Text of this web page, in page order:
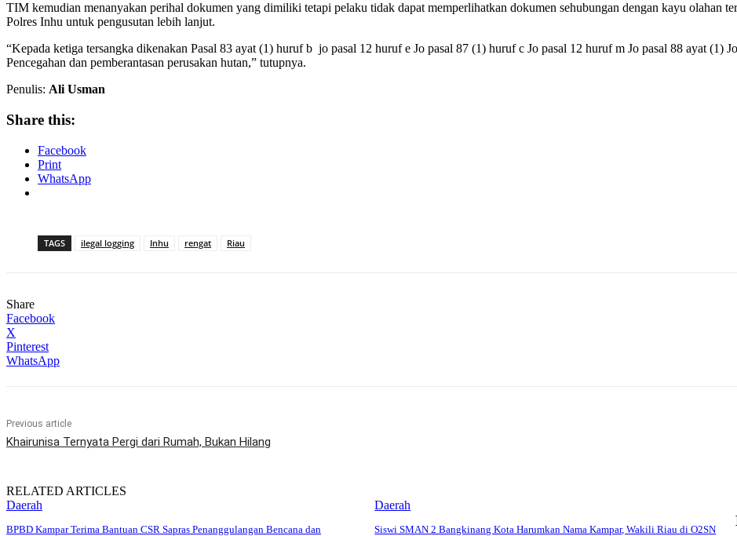
TIM kemudian menanyakan perihal dokumen yang dimiliki tetapi pelaku tidak dapat memperlihatkan dokumen sehubungan dengan kayu olahan
Polres Inhu untuk pengusutan lebih lanjut.
“Kepada ketiga tersangka dikenakan Pasal 83 ayat (1) huruf b jo pasal 12 huruf e Jo pasal 87 (1) huruf c Jo pasal 12 huruf m Jo pasal 88 ayat (1)
Pencegahan dan pemberantasan perusakan hutan,” tutupnya.
Penulis: Ali Usman
Share this:
Facebook
Print
WhatsApp
TAGS ilegal logging Inhu rengat Riau
Share
Facebook
X
Pinterest
WhatsApp
Previous article
Khairunisa Ternyata Pergi dari Rumah, Bukan Hilang
RELATED ARTICLES
Daerah
BPBD Kampar Terima Bantuan CSR Sapras Penanggulangan Bencana dan
Daerah
Siswi SMAN 2 Bangkinang Kota Harumkan Nama Kampar, Wakili Riau di O2SN